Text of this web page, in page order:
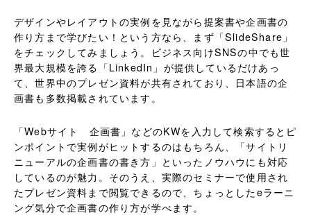
デザインやレイアウトの実例を見ながら提案書や企画書の
作り方まで学びたい！という方なら、まず「SlideShare」
をチェックしてみましょう。ビジネス向けSNSの中でも世
界最大規模を誇る「LinkedIn」が提供しているだけあっ
て、世界中のプレゼン資料が共有されており、日本語の企
画書も多数掲載されています。
「Webサイト 企画書」などのKWを入力して検索するとピ
ンポイントで実例がヒットするのはもちろん、「サイトリ
ニューアルの企画書の書き方」といったノウハウにも対応
しているのが魅力。そのうえ、実際のセミナーで使用され
たプレゼン資料まで閲覧できるので、ちょっとしたeラーニ
ング気分で企画書の作り方が学べます。